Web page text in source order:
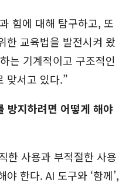
힘에 대해 탐구하고, 또
한 교육법을 발전시켜 왔
는 기계적이고 구조적인
맞서고 있다.”
방지하려면 어떻게 해야
한 사용과 부적절한 사용
한다. AI 도구와 ‘함께’,